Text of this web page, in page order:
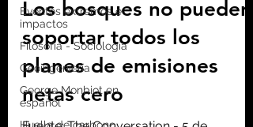
Eventos extremos e
impactos
Filosofía - Sociología
Geoingeniería
George Monbiot en
español
19 nov 2021
6 min de lectura
Los bosques no pueden
soportar todos los
planes de emisiones